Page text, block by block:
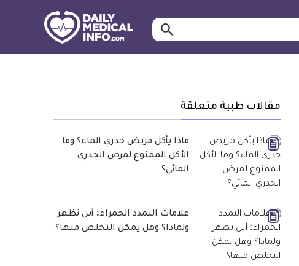
ابحث…
مقالات طبية متعلقة
ماذا يأكل مريض جدري الماء؟ وما
الأكل الممنوع لمرض الجدري
المائي؟
علامات التمدد الحمراء: أين تظهر
ولماذا؟ وهل يمكن التخلص منها؟